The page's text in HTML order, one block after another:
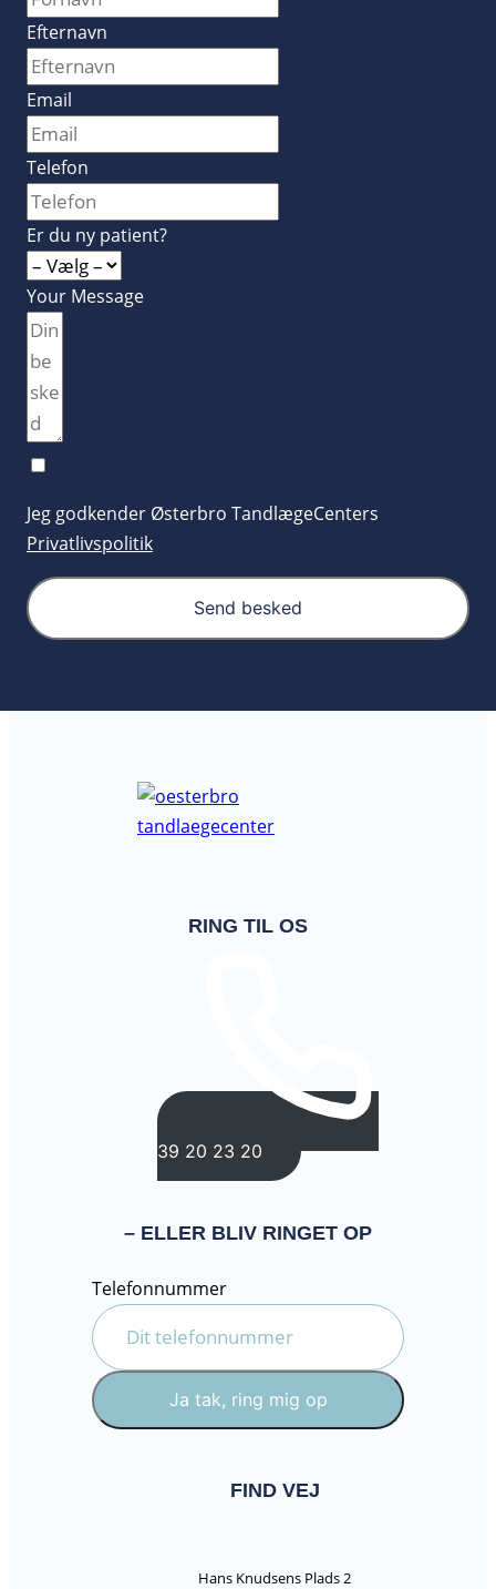
Efternavn
Email
Telefon
Er du ny patient?
Your Message
Jeg godkender Østerbro TandlægeCenters
Privatlivspolitik
Send besked
RING TIL OS
39 20 23 20
– ELLER BLIV RINGET OP
Telefonnummer
Ja tak, ring mig op
FIND VEJ
Hans Knudsens Plads 2